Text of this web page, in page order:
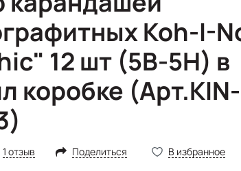
Koh-I-
12 шт (5В-5Н) в
коробке (Арт.KIN-
1 отзыв Поделиться В избранное